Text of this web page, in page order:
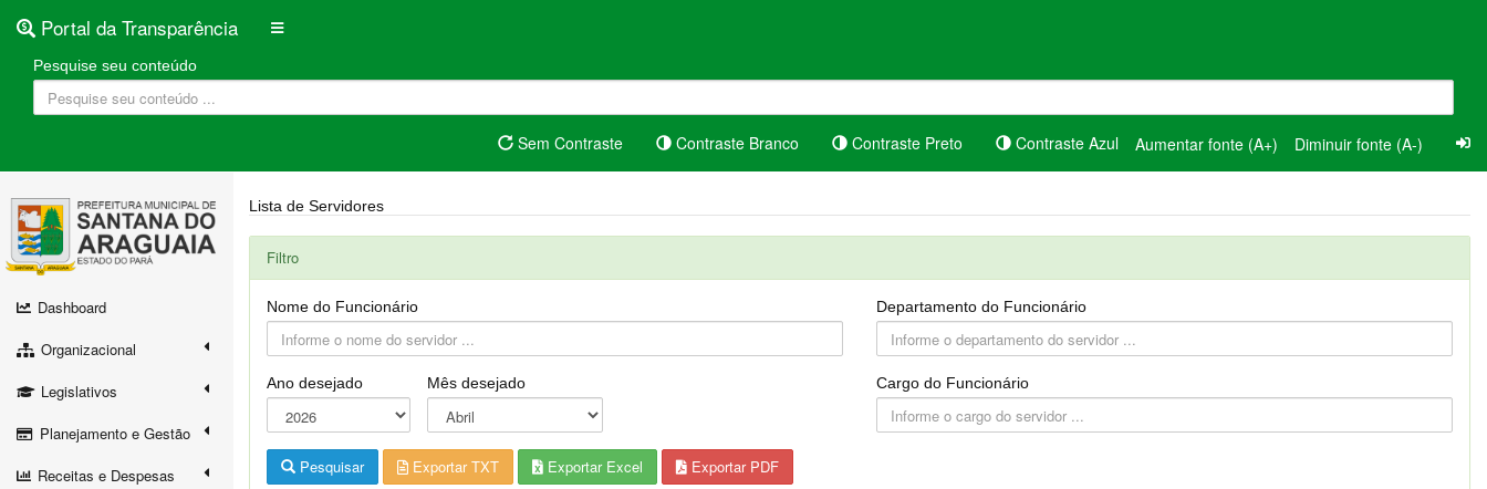
Portal da Transparência
Pesquise seu conteúdo
Sem Contraste Contraste Branco Contraste Preto Contraste Azul Aumentar fonte (A+) Diminuir fonte (A-)
Dashboard
Organizacional
Legislativos
Planejamento e Gestão
Receitas e Despesas
Lista de Servidores
Filtro
Nome do Funcionário
Ano desejado Mês desejado
Departamento do Funcionário
Cargo do Funcionário
Pesquisar Exportar TXT Exportar Excel Exportar PDF